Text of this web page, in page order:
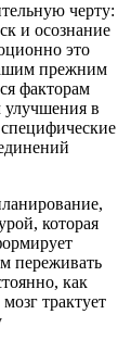
черту:
и осознание
это
прежним
факторам
улучшения в
которая
переживать
как
трактует